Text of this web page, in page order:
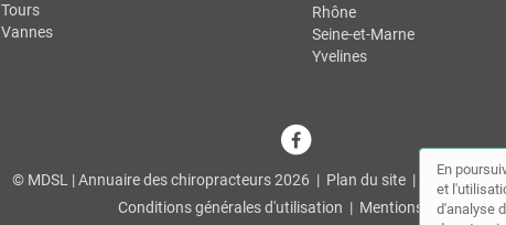
Tours
Vannes
Rhône
Seine-et-Marne
Yvelines
© MDSL | Annuaire des chiropracteurs 2026 | Plan du site| Mon compte
Conditions générales d'utilisation | Mentions légales
En
et
d'analyse